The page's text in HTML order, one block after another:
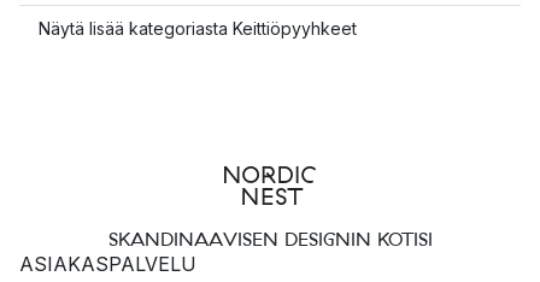
Näytä lisää kategoriasta Keittiöpyyhkeet
SKANDINAAVISEN DESIGNIN KOTISI
ASIAKASPALVELU